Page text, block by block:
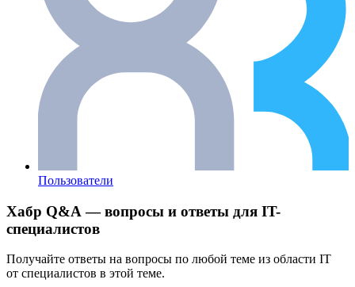
Пользователи
Хабр Q&A — вопросы и ответы для IT-
специалистов
Получайте ответы на вопросы по любой теме из области IT
от специалистов в этой теме.